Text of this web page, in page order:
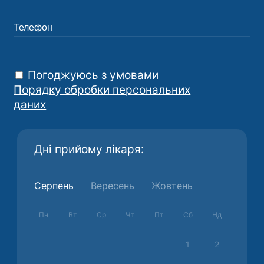
Дні прийому лікаря:
Серпень Вересень Жовтень
Пн Вт Ср Чт Пт Сб Нд
1 2
Погоджуюсь з умовами
Порядку обробки персональних
даних